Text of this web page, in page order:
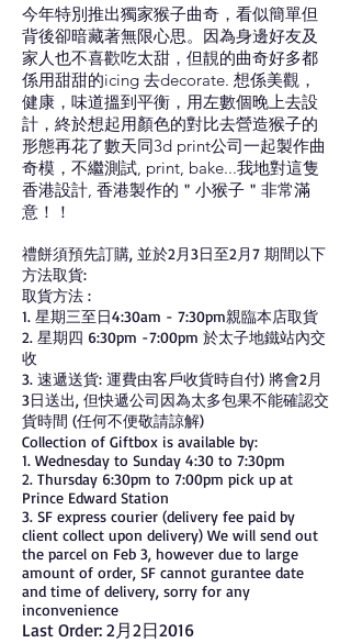
今年特別推出獨家猴子曲奇，看似簡單但
背後卻暗藏著無限心思。因為身邊好友及
家人也不喜歡吃太甜，但靚的曲奇好多都
係用甜甜的icing 去decorate. 想係美觀，
健康，味道搵到平衡，用左數個晚上去設
計，終於想起用顏色的對比去營造猴子的
形態再花了數天同3d print公司一起製作曲
奇模，不繼測試, print, bake...我地對這隻
香港設計, 香港製作的＂小猴子＂非常滿
意！！
禮餅須預先訂購, 並於2月3日至2月7 期間以下
方法取貨:
取貨方法 :
1. 星期三至日4:30am - 7:30pm親臨本店取貨
2. 星期四 6:30pm -7:00pm 於太子地鐵站內交
收
3. 速遞送貨: 運費由客戶收貨時自付) 將會2月
3日送出, 但快遞公司因為太多包果不能確認交
貨時間 (任何不便敬請諒解)
Collection of Giftbox is available by:
1. Wednesday to Sunday 4:30 to 7:30pm
2. Thursday 6:30pm to 7:00pm pick up at
Prince Edward Station
3. SF express courier (delivery fee paid by
client collect upon delivery) We will send out
the parcel on Feb 3, however due to large
amount of order, SF cannot gurantee date
and time of delivery, sorry for any
inconvenience
Last Order: 2月2日2016